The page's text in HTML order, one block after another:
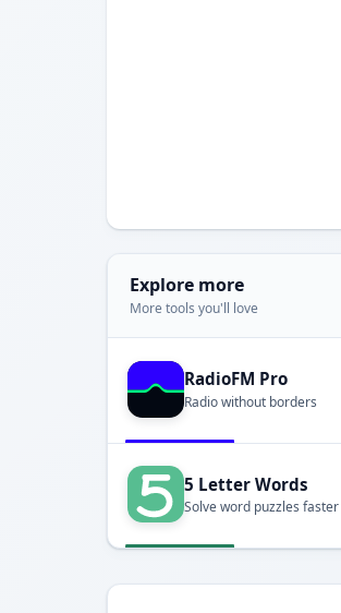
Explore more
More tools you'll love
RadioFM Pro
Radio without borders
5 Letter Words
Solve word puzzles faster